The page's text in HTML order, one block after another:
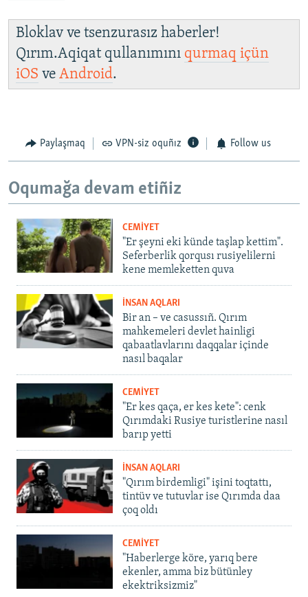
Bloklav ve tsenzurasız haberler!
Qırım.Aqiqat qullanımını qurmaq içün
iOS ve Android.
Paylaşmaq VPN-siz oquñız Follow us
Oqumağa devam etiñiz
CEMİYET
"Er şeyni eki künde taşlap kettim".
Seferberlik qorqusı rusiyelilerni
kene memleketten quva
İNSAN AQLARI
Bir an – ve casussıñ. Qırım
mahkemeleri devlet hainligi
qabaatlavlarını daqqalar içinde
nasıl baqalar
CEMİYET
"Er kes qaça, er kes kete": cenk
Qırımdaki Rusiye turistlerine nasıl
barıp yetti
İNSAN AQLARI
"Qırım birdemligi" işini toqtattı,
tintüv ve tutuvlar ise Qırımda daa
çoq oldı
CEMİYET
"Haberlerge köre, yarıq bere
ekenler, amma biz bütünley
ekektriksizmiz"